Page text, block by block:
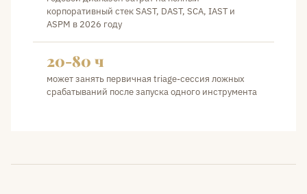
корпоративный стек SAST, DAST, SCA, IAST и
ASPM в 2026 году
20-80 ч
может занять первичная triage-сессия ложных
срабатываний после запуска одного инструмента